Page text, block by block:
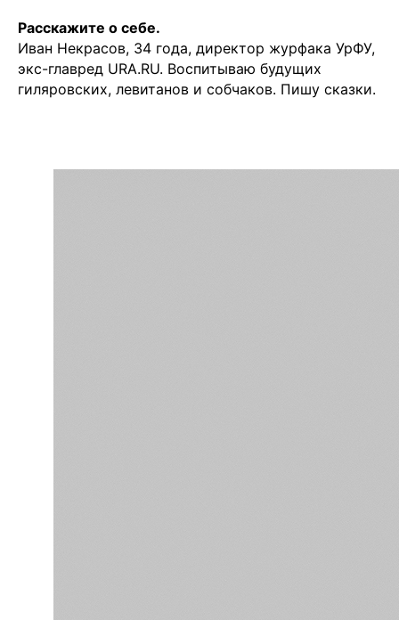
Расскажите о себе.
Иван Некрасов, 34 года, директор журфака УрФУ,
экс-главред URA.RU. Воспитываю будущих
гиляровских, левитанов и собчаков. Пишу сказки.